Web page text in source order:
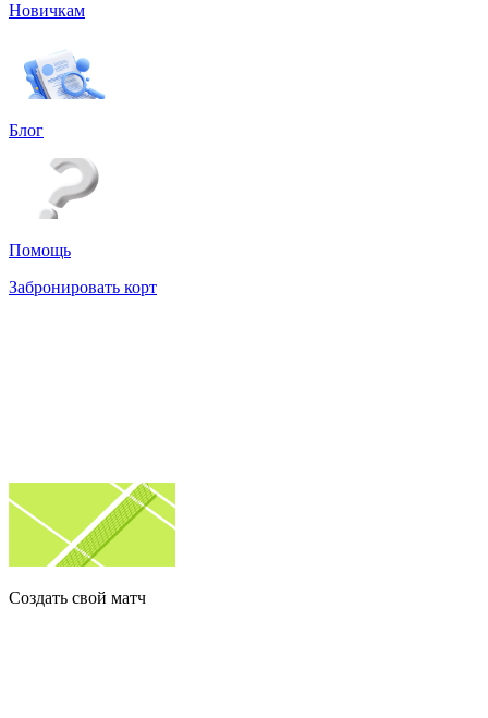
Новичкам
Блог
Помощь
Забронировать корт
Создать свой матч